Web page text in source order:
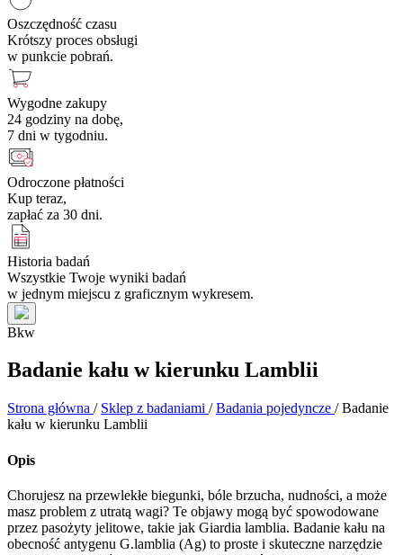
Oszczędność czasu
Krótszy proces obsługi
w punkcie pobrań.
Wygodne zakupy
24 godziny na dobę,
7 dni w tygodniu.
Odroczone płatności
Kup teraz,
zapłać za 30 dni.
Historia badań
Wszystkie Twoje wyniki badań
w jednym miejscu z graficznym wykresem.
Bkw
Badanie kału w kierunku Lamblii
Strona główna / Sklep z badaniami / Badania pojedyncze / Badanie
kału w kierunku Lamblii
Opis
Chorujesz na przewlekłe biegunki, bóle brzucha, nudności, a może
masz problem z utratą wagi? Te objawy mogą być spowodowane
przez pasożyty jelitowe, takie jak Giardia lamblia. Badanie kału na
obecność antygenu G.lamblia (Ag) to proste i skuteczne narzędzie